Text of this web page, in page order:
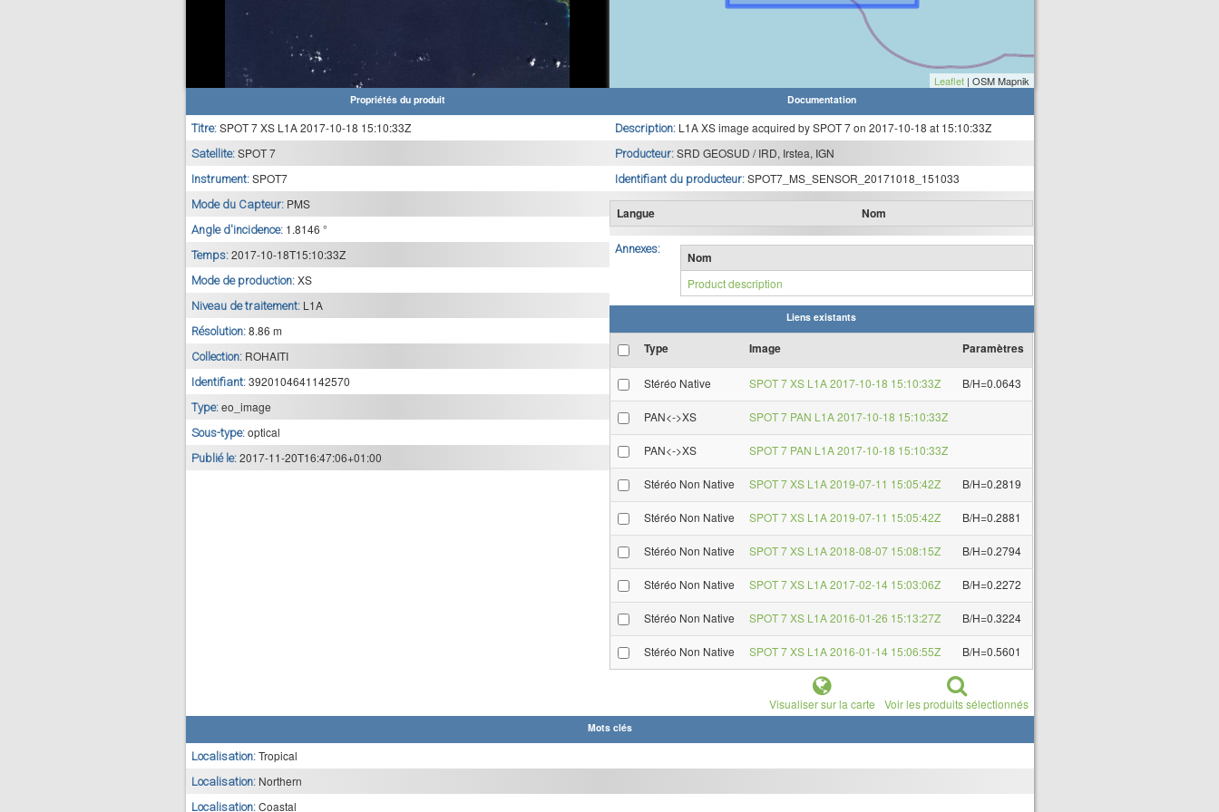
Leaflet| OSM Mapnik
Propriétés du produit
Titre: SPOT 7 XS L1A 2017-10-18 15:10:33Z
Satellite: SPOT 7
Instrument: SPOT7
Mode du Capteur: PMS
Angle d'incidence: 1.8146 °
Temps: 2017-10-18T15:10:33Z
Mode de production: XS
Niveau de traitement: L1A
Résolution: 8.86 m
Collection: ROHAITI
Identifiant: 3920104641142570
Type: eo_image
Sous-type: optical
Publié le: 2017-11-20T16:47:06+01:00
Documentation
Description: L1A XS image acquired by SPOT 7 on 2017-10-18 at 15:10:33Z
Producteur: SRD GEOSUD / IRD, Irstea, IGN
Identifiant du producteur: SPOT7_MS_SENSOR_20171018_151033
Langue Nom
Annexes:
Nom
Product description
Liens existants
Type Image Paramètres
Stéréo Native SPOT 7 XS L1A 2017-10-18 15:10:33Z B/H=0.0643
PAN<->XS SPOT 7 PAN L1A 2017-10-18 15:10:33Z
PAN<->XS SPOT 7 PAN L1A 2017-10-18 15:10:33Z
Stéréo Non Native SPOT 7 XS L1A 2019-07-11 15:05:42Z B/H=0.2819
Stéréo Non Native SPOT 7 XS L1A 2019-07-11 15:05:42Z B/H=0.2881
Stéréo Non Native SPOT 7 XS L1A 2018-08-07 15:08:15Z B/H=0.2794
Stéréo Non Native SPOT 7 XS L1A 2017-02-14 15:03:06Z B/H=0.2272
Stéréo Non Native SPOT 7 XS L1A 2016-01-26 15:13:27Z B/H=0.3224
Stéréo Non Native SPOT 7 XS L1A 2016-01-14 15:06:55Z B/H=0.5601
Visualiser sur la carte Voir les produits sélectionnés
Mots clés
Localisation: Tropical
Localisation: Northern
Localisation: Coastal